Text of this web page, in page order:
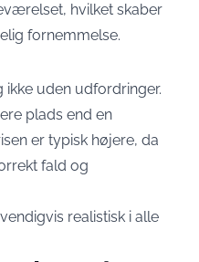
hvilket skaber
fornemmelse.
ikke uden udfordringer.
plads end en
er typisk højere, da
fald og
realistisk i alle